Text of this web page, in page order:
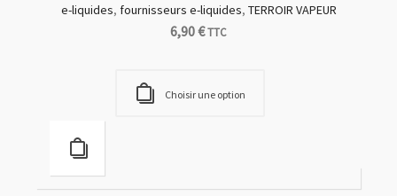
e-liquides, fournisseurs e-liquides, TERROIR VAPEUR
6,90€TTC
Choisir une option